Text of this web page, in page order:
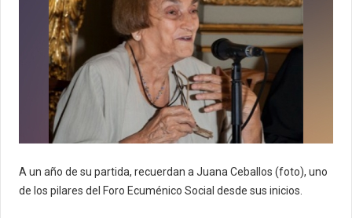
A un año de su partida, recuerdan a Juana Ceballos (foto), uno
de los pilares del Foro Ecuménico Social desde sus inicios.